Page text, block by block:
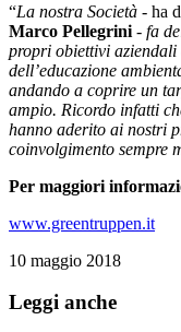
“La nostra Società - ha
Marco Pellegrini - fa
propri obiettivi aziendali
dell’educazione
andando a coprire un
ampio. Ricordo infatti
hanno aderito ai nostri
coinvolgimento sempre
Per maggiori
www.greentruppen.it
10 maggio 2018
Leggi anche